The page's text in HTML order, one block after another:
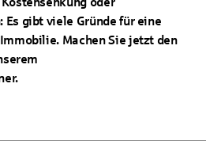
Es gibt viele Gründe für eine
Machen Sie jetzt den